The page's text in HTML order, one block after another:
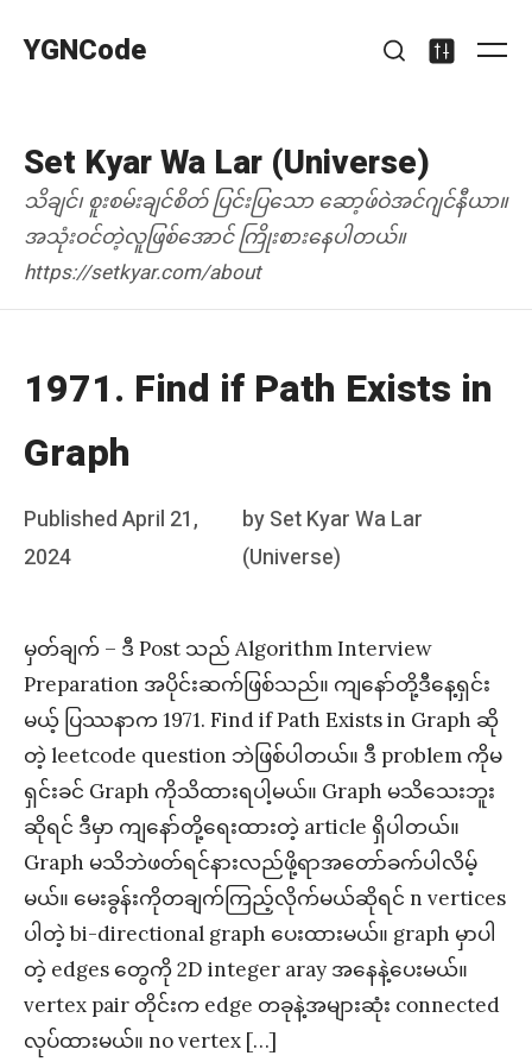
YGNCode
Set Kyar Wa Lar (Universe)
သိချင်၊ စူးစမ်းချင်စိတ် ပြင်းပြသော ဆော့ဖ်ဝဲအင်ဂျင်နီယာ။
အသုံးဝင်တဲ့လူဖြစ်အောင် ကြိုးစားနေပါတယ်။
https://setkyar.com/about
1971. Find if Path Exists in
Graph
Posted
on
PublishedApril 21,
2024
bySet Kyar Wa Lar
(Universe)
မှတ်ချက် – ဒီ Post သည် Algorithm Interview
Preparation အပိုင်းဆက်ဖြစ်သည်။ ကျနော်တို့ဒီနေ့ရှင်း
မယ့် ပြဿနာက 1971. Find if Path Exists in Graph ဆို
တဲ့ leetcode question ဘဲဖြစ်ပါတယ်။ ဒီ problem ကိုမ
ရှင်းခင် Graph ကိုသိထားရပါ့မယ်။ Graph မသိသေးဘူး
ဆိုရင် ဒီမှာ ကျနော်တို့ရေးထားတဲ့ article ရှိပါတယ်။
Graph မသိဘဲဖတ်ရင်နားလည်ဖို့ရာအတော်ခက်ပါလိမ့်
မယ်။ မေးခွန်းကိုတချက်ကြည့်လိုက်မယ်ဆိုရင် n vertices
ပါတဲ့ bi-directional graph ပေးထားမယ်။ graph မှာပါ
တဲ့ edges တွေကို 2D integer aray အနေနဲ့ပေးမယ်။
vertex pair တိုင်းက edge တခုနဲ့အများဆုံး connected
လုပ်ထားမယ်။ no vertex […]